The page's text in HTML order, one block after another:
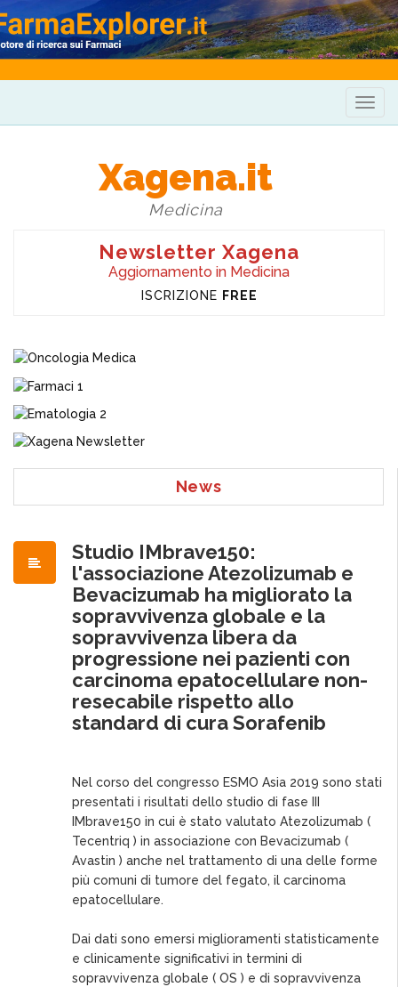
Xagena.it
Medicina
Newsletter Xagena
Aggiornamento in Medicina
ISCRIZIONE FREE
News
Studio IMbrave150:
l'associazione Atezolizumab e
Bevacizumab ha migliorato la
sopravvivenza globale e la
sopravvivenza libera da
progressione nei pazienti con
carcinoma epatocellulare non-
resecabile rispetto allo
standard di cura Sorafenib
Nel corso del congresso ESMO Asia 2019 sono stati
presentati i risultati dello studio di fase III
IMbrave150 in cui è stato valutato Atezolizumab (
Tecentriq ) in associazione con Bevacizumab (
Avastin ) anche nel trattamento di una delle forme
più comuni di tumore del fegato, il carcinoma
epatocellulare.
Dai dati sono emersi miglioramenti statisticamente
e clinicamente significativi in termini di
sopravvivenza globale ( OS ) e di sopravvivenza